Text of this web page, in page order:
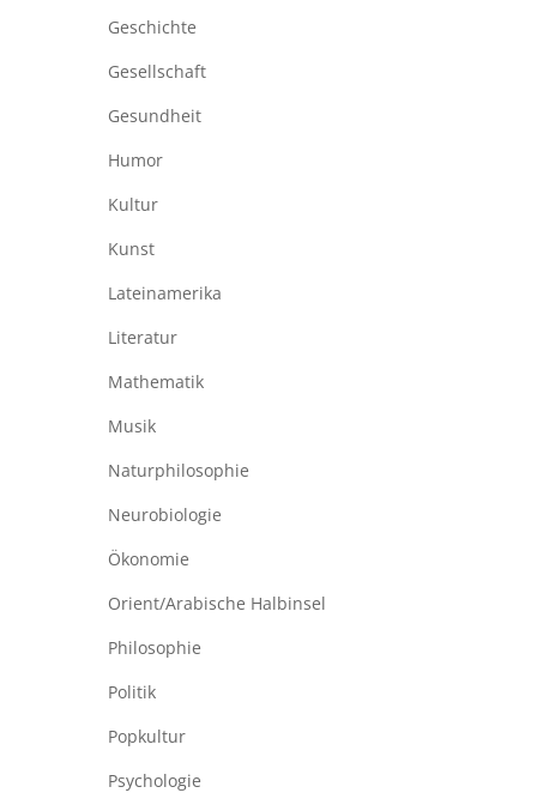
Geschichte
Gesellschaft
Gesundheit
Humor
Kultur
Kunst
Lateinamerika
Literatur
Mathematik
Musik
Naturphilosophie
Neurobiologie
Ökonomie
Orient/Arabische Halbinsel
Philosophie
Politik
Popkultur
Psychologie